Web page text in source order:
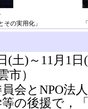
その実用化」
(土)～11月1日
市）
会とNPO法
の後援で，